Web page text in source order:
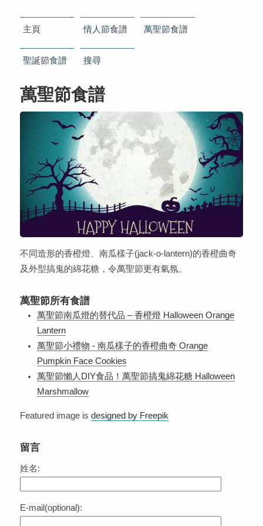
主頁 情人節食譜 萬聖節食譜
聖誕節食譜 搜尋
萬聖節食譜
不同造形的香橙燈、南瓜樣子(jack-o-lantern)的香橙曲奇
及外型搞鬼的綿花糖，令萬聖節更有氣氛。
萬聖節所有食譜
萬聖節南瓜燈的替代品 – 香橙燈 Halloween Orange
Lantern
萬聖節小禮物 - 南瓜樣子的香橙曲奇 Orange
Pumpkin Face Cookies
萬聖節懶人DIY食品！萬聖節搞鬼綿花糖 Halloween
Marshmallow
Featured image is designed by Freepik
留言
姓名:
E-mail(optional):